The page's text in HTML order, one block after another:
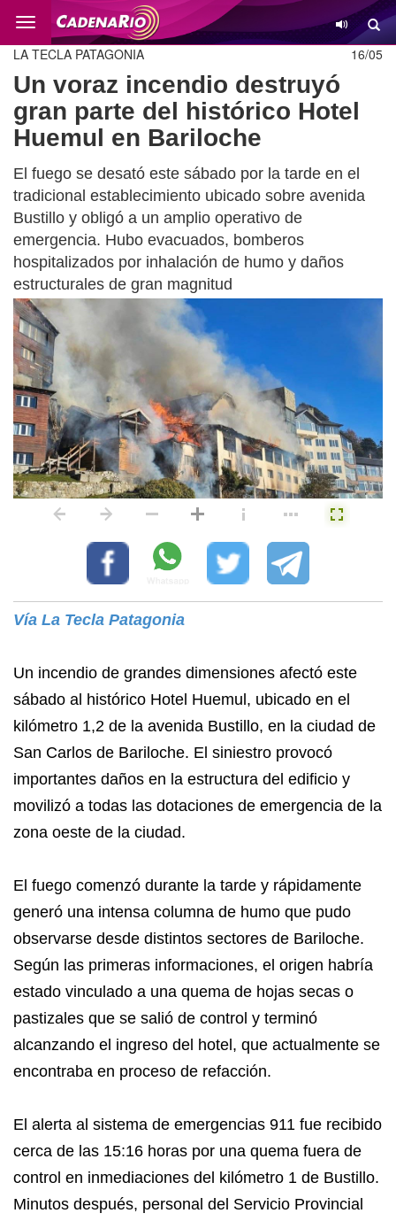
Cambio
16/05
LA TECLA PATAGONIA
Un voraz incendio destruyó
gran parte del histórico Hotel
Huemul en Bariloche
El fuego se desató este sábado por la tarde en el
tradicional establecimiento ubicado sobre avenida
Bustillo y obligó a un amplio operativo de
emergencia. Hubo evacuados, bomberos
hospitalizados por inhalación de humo y daños
estructurales de gran magnitud
Vía La Tecla Patagonia
Un incendio de grandes dimensiones afectó este
sábado al histórico Hotel Huemul, ubicado en el
kilómetro 1,2 de la avenida Bustillo, en la ciudad de
San Carlos de Bariloche. El siniestro provocó
importantes daños en la estructura del edificio y
movilizó a todas las dotaciones de emergencia de la
zona oeste de la ciudad.
El fuego comenzó durante la tarde y rápidamente
generó una intensa columna de humo que pudo
observarse desde distintos sectores de Bariloche.
Según las primeras informaciones, el origen habría
estado vinculado a una quema de hojas secas o
pastizales que se salió de control y terminó
alcanzando el ingreso del hotel, que actualmente se
encontraba en proceso de refacción.
El alerta al sistema de emergencias 911 fue recibido
cerca de las 15:16 horas por una quema fuera de
control en inmediaciones del kilómetro 1 de Bustillo.
Minutos después, personal del Servicio Provincial